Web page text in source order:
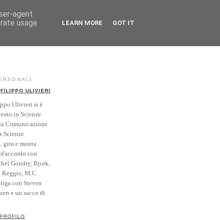
FILIPPO ULIVIERI
Ulivieri si è
in Scienze
Comunicazione
Scienze
gira e monta
con
Gondry, Bjork,
Reggio, M.C.
con Steven
e un sacco di
agent
usage
LEARN MORE GOT IT